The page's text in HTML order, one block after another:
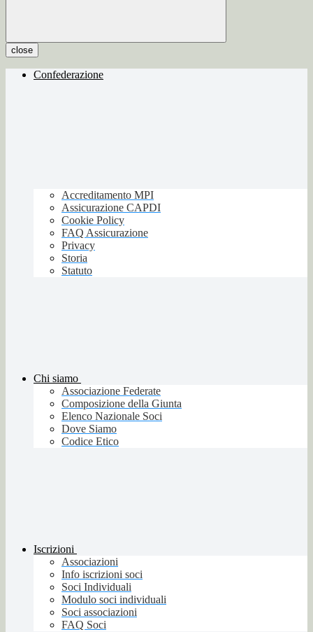
close
Confederazione
Accreditamento MPI
Assicurazione CAPDI
Cookie Policy
FAQ Assicurazione
Privacy
Storia
Statuto
Chi siamo
Associazione Federate
Composizione della Giunta
Elenco Nazionale Soci
Dove Siamo
Codice Etico
Iscrizioni
Associazioni
Info iscrizioni soci
Soci Individuali
Modulo soci individuali
Soci associazioni
FAQ Soci